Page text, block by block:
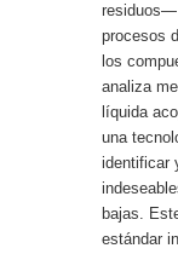
residuos—
procesos
los
analiza
líquida
una
identificar
bajas.
estándar